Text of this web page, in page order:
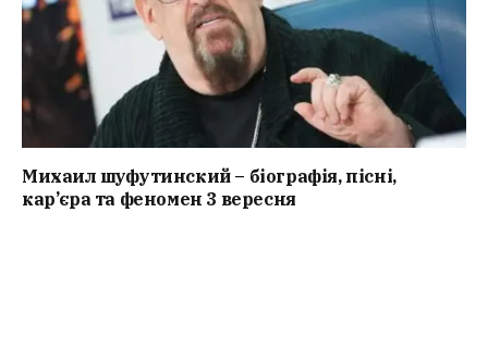
Михаил шуфутинский – біографія, пісні,
кар’єра та феномен 3 вересня